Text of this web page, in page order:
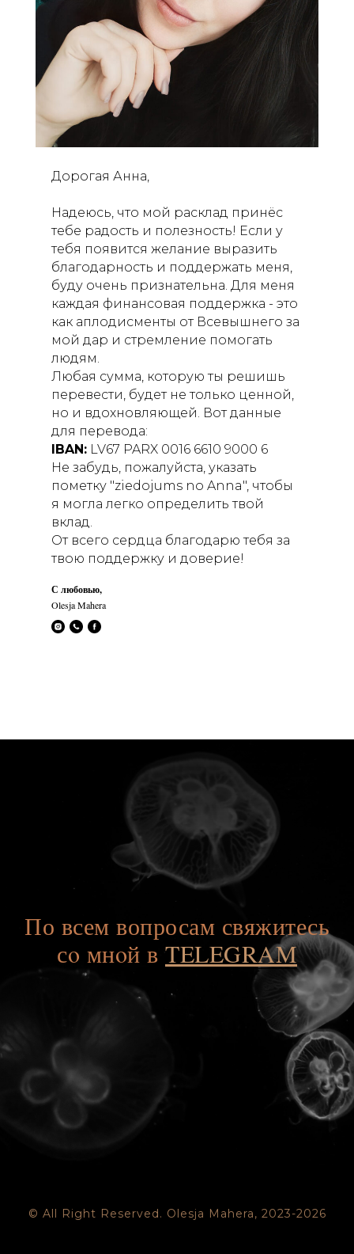
Дорогая Анна,
Надеюсь, что мой расклад принёс
тебе радость и полезность! Если у
тебя появится желание выразить
благодарность и поддержать меня,
буду очень признательна. Для меня
каждая финансовая поддержка - это
как аплодисменты от Всевышнего за
мой дар и стремление помогать
людям.
Любая сумма, которую ты решишь
перевести, будет не только ценной,
но и вдохновляющей. Вот данные
для перевода:
IBAN: LV67 PARX 0016 6610 9000 6
Не забудь, пожалуйста, указать
пометку "ziedojums no Anna", чтобы
я могла легко определить твой
вклад.
От всего сердца благодарю тебя за
твою поддержку и доверие!
С любовью,
Olesja Mahera
По всем вопросам свяжитесь
сo мнoй в TELEGRAM
© All Right Reserved. Olesja Mahera, 2023-2026